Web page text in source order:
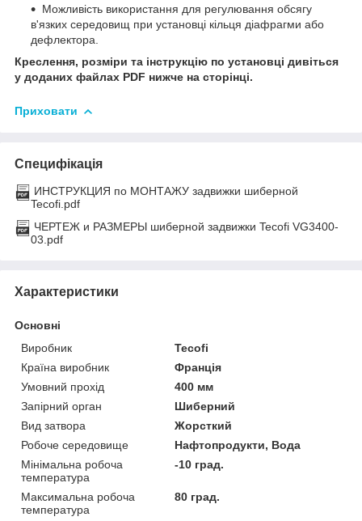
Можливість використання для регулювання обсягу
в'язких середовищ при установці кільця діафрагми або
дефлектора.
Креслення, розміри та інструкцію по установці дивіться
у доданих файлах PDF нижче на сторінці.
Приховати
Специфікація
ИНСТРУКЦИЯ по МОНТАЖУ задвижки шиберной
Tecofi.pdf
ЧЕРТЕЖ и РАЗМЕРЫ шиберной задвижки Tecofi VG3400-
03.pdf
Характеристики
Основні
Виробник
Tecofi
Країна виробник
Франція
Умовний прохід
400 мм
Запірний орган
Шиберний
Вид затвора
Жорсткий
Робоче середовище
Нафтопродукти, Вода
Мінімальна робоча
температура
-10 град.
Максимальна робоча
температура
80 град.